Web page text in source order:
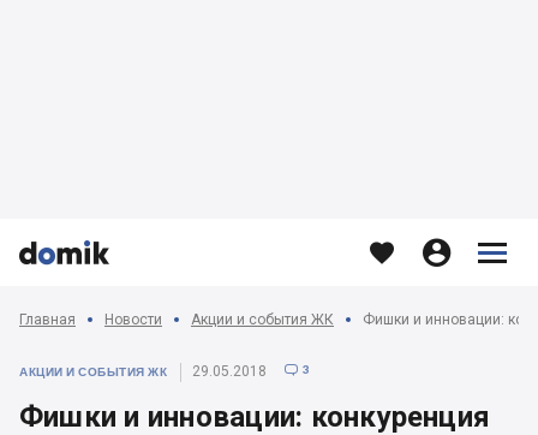


   


Главная Новости Акции и события ЖК Фишки и инновации:
АКЦИИ И СОБЫТИЯ ЖК 29.05.2018  3
Фишки и инновации: конкуренция